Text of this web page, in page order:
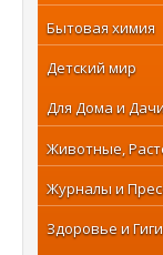
Бытовая химия
Детский мир
Для Дома и
Животные,
Журналы и
Здоровье и